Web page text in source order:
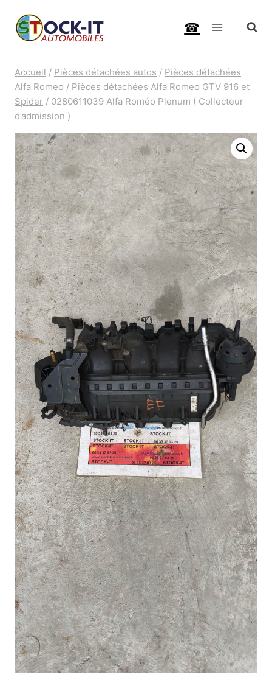
☎
Accueil / Pièces détachées autos / Pièces détachées
Alfa Romeo / Pièces détachées Alfa Romeo GTV 916 et
Spider / 0280611039 Alfa Roméo Plenum ( Collecteur
d’admission )